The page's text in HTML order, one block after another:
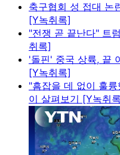
축구협회 성 접대 논
[Y녹취록]
"전쟁 곧 끝난다" 트
취록]
'돌핀' 중국 상륙, 끝
[Y녹취록]
"흠잡을 데 없이 훌
이 살펴보기 [Y녹취